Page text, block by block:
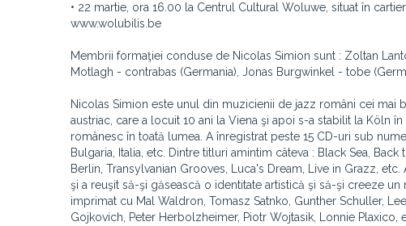
• 22 martie, ora 16.00 la Centrul Cultural Woluwe, situat în
www.wolubilis.be
Membrii formaţiei conduse de Nicolas Simion sunt : Zoltan
Motlagh - contrabas (Germania), Jonas Burgwinkel - tobe
Nicolas Simion este unul din muzicienii de jazz români cei mai
austriac, care a locuit 10 ani la Viena şi apoi s-a stabilit la Köln
românesc în toată lumea. A înregistrat peste 15 CD-uri sub
Bulgaria, Italia, etc. Dintre titluri amintim câteva : Black Sea,
Berlin, Transylvanian Grooves, Luca's Dream, Live in Grazz,
şi a reuşit să-şi găsească o identitate artistică şi să-şi creeze
imprimat cu Mal Waldron, Tomasz Satnko, Gunther Schuller,
Gojkovich, Peter Herbolzheimer, Piotr Wojtasik, Lonnie Plaxico,